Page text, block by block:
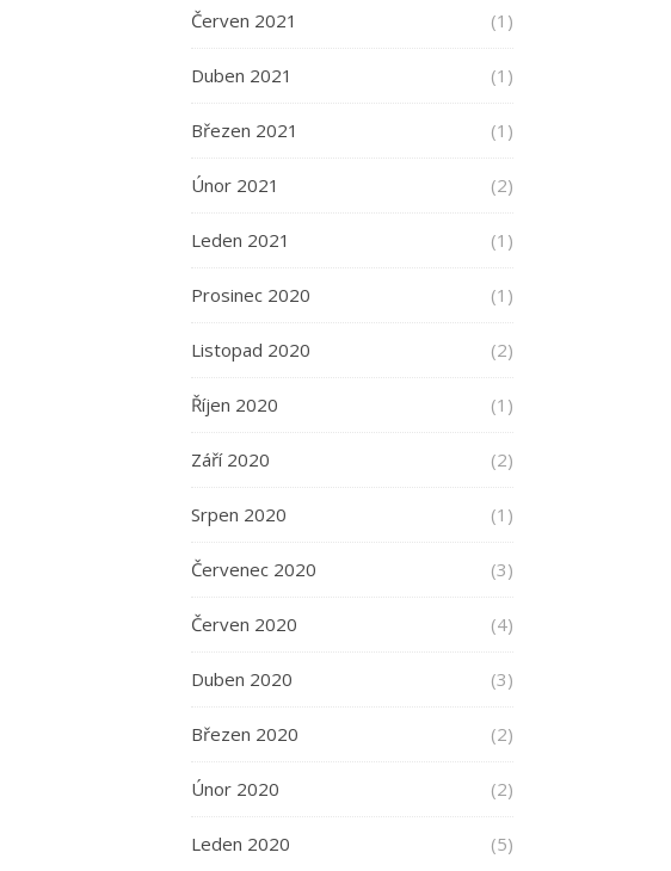
Červen 2021 (1)
Duben 2021 (1)
Březen 2021 (1)
Únor 2021 (2)
Leden 2021 (1)
Prosinec 2020 (1)
Listopad 2020 (2)
Říjen 2020 (1)
Září 2020 (2)
Srpen 2020 (1)
Červenec 2020 (3)
Červen 2020 (4)
Duben 2020 (3)
Březen 2020 (2)
Únor 2020 (2)
Leden 2020 (5)